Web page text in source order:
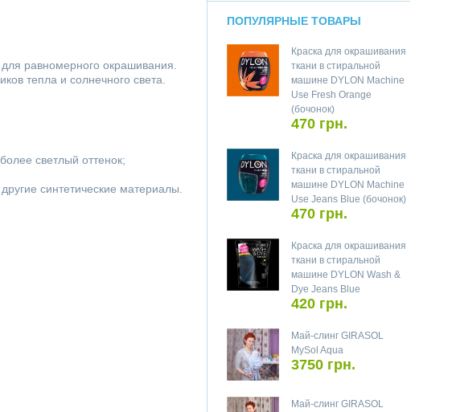
равномерного окрашивания.
тепла и солнечного света.
светлый оттенок;
синтетические материалы.
ПОПУЛЯРНЫЕ ТОВАРЫ
Краска для окрашивания
ткани в стиральной
машине DYLON Machine
Use Fresh Orange
(бочонок)
470 грн.
Краска для окрашивания
ткани в стиральной
машине DYLON Machine
Use Jeans Blue (бочонок)
470 грн.
Краска для окрашивания
ткани в стиральной
машине DYLON Wash &
Dye Jeans Blue
420 грн.
Май-слинг GIRASOL
MySol Aqua
3750 грн.
Май-слинг GIRASOL